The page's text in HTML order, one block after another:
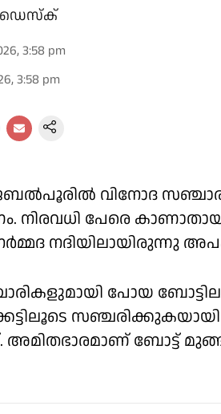
3:58 pm
3:58 pm
വിനോദ
നിരവധി പേരെ
നദിയിലായിരുന്നു
പോയ
അമിതഭാരമാണ് ബോട്ട്